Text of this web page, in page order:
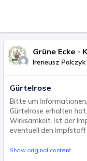
Grüne Ecke -
Ireneusz Polczyk
Gürtelrose
Bitte um
Gürtelrose erhalten
Wirksamkeit. Ist der
eventuell den Impfstoff
Show original content